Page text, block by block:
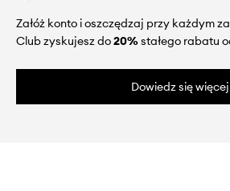
Załóż konto i oszczędzaj przy każdym
Club zyskujesz do20%stałego rabatu
Dowiedz się więcej